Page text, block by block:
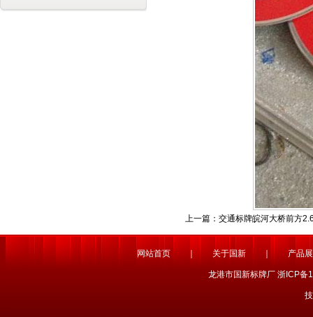
上一篇： 交通标牌皖河大桥前方
网站首页 关于国新 产品
龙港市国新标牌厂 浙ICP备